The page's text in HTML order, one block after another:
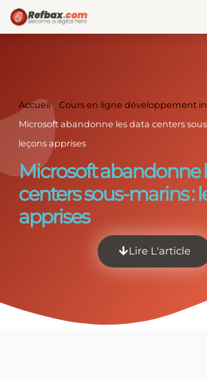
Accueil>Cours en ligne développement
Microsoft abandonne les data centers
leçons apprises
Microsoft abandonne
centers sous-marins :
apprises
Lire L'article
Panneau de gestion des cookies